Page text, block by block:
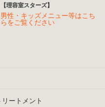
【理容室スターズ】
男性・キッズメニュー等はこち
らをご覧ください
ートメント